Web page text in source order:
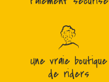
Une vraie boutique
de riders